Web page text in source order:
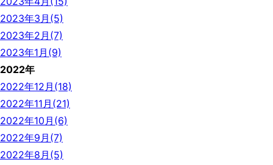
2023年3月(5)
2023年2月(7)
2023年1月(9)
2022年
2022年12月(18)
2022年11月(21)
2022年10月(6)
2022年9月(7)
2022年8月(5)